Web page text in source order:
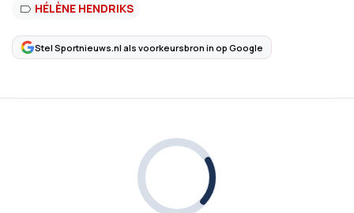
HÉLÈNE HENDRIKS
Stel Sportnieuws.nl als voorkeursbron in op Google